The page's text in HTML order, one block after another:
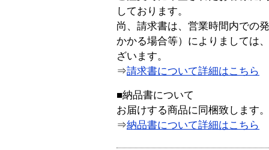
しております。
尚、請求書は、営業時間内での
かかる場合等）によりましては
ざいます。
⇒請求書について詳細はこちら
■納品書について
お届けする商品に同梱致します。
⇒納品書について詳細はこちら